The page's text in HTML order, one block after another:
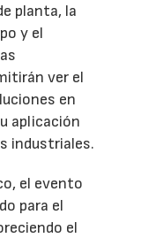
planta, la
y el
ver el
en
aplicación
industriales.
el evento
para el
el